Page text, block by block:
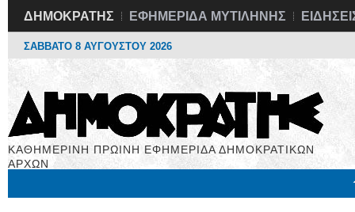
ΔΗΜΟΚΡΑΤΗΣ ΕΦΗΜΕΡΙΔΑ ΜΥΤΙΛΗΝΗΣ
ΣΑΒΒΑΤΟ 8 ΑΥΓΟΥΣΤΟΥ 2026
ΚΑΘΗΜΕΡΙΝΗ ΠΡΩΙΝΗ ΕΦΗΜΕΡΙΔΑ ΔΗΜΟΚΡΑΤΙΚΩΝ
ΑΡΧΩΝ